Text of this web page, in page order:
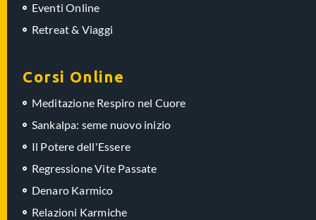
Eventi Online
Retreat & Viaggi
Corsi Online
Meditazione Respiro nel Cuore
Sankalpa: seme nuovo inizio
Il Potere dell'Essere
Regressione Vite Passate
Denaro Karmico
Relazioni Karmiche